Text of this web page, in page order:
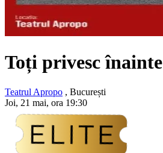
Toți privesc înainte
Teatrul Apropo , București
Joi, 21 mai, ora 19:30